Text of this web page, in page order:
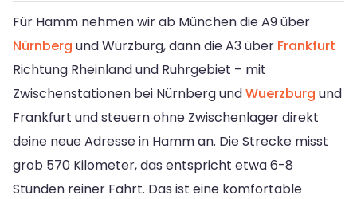
Für Hamm nehmen wir ab München die A9 über
Nürnberg und Würzburg, dann die A3 über Frankfurt
Richtung Rheinland und Ruhrgebiet – mit
Zwischenstationen bei Nürnberg undWuerzburg und
Frankfurt und steuern ohne Zwischenlager direkt
deine neue Adresse in Hamm an. Die Strecke misst
grob 570 Kilometer, das entspricht etwa 6-8
Stunden reiner Fahrt. Das ist eine komfortable